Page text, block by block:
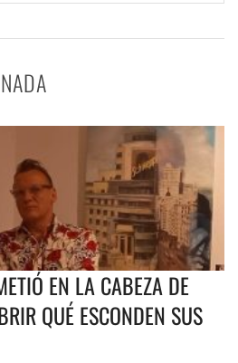
EN LA CABEZA DE
QUÉ ESCONDEN SUS